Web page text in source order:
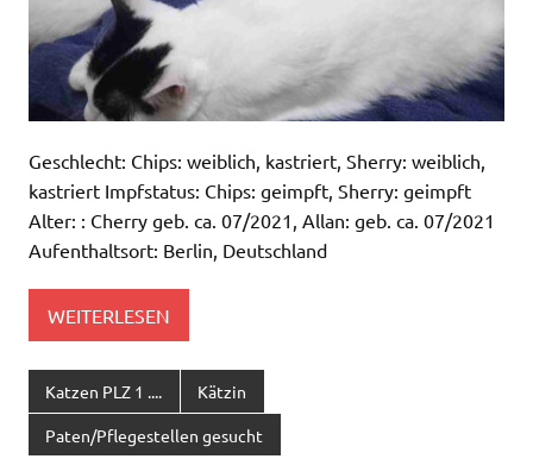
Geschlecht: Chips: weiblich, kastriert, Sherry: weiblich,
kastriert Impfstatus: Chips: geimpft, Sherry: geimpft
Alter: : Cherry geb. ca. 07/2021, Allan: geb. ca. 07/2021
Aufenthaltsort: Berlin, Deutschland
WEITERLESEN
Katzen PLZ 1 .... Kätzin
Paten/Pflegestellen gesucht